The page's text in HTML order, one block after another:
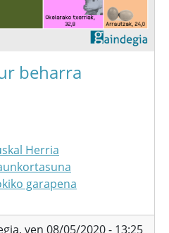
beharra
Herria
garapena
ven 08/05/2020 - 13:25